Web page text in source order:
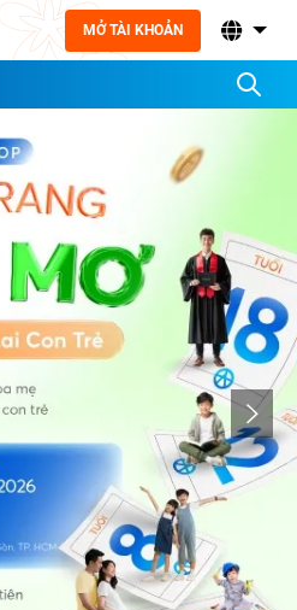
MỞ TÀI KHOẢN